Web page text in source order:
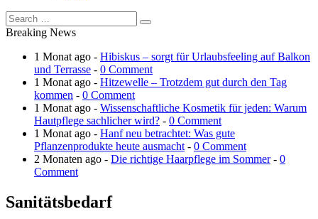
Breaking News
1 Monat ago - Hibiskus – sorgt für Urlaubsfeeling auf Balkon
und Terrasse - 0 Comment
1 Monat ago - Hitzewelle – Trotzdem gut durch den Tag
kommen - 0 Comment
1 Monat ago - Wissenschaftliche Kosmetik für jeden: Warum
Hautpflege sachlicher wird? - 0 Comment
1 Monat ago - Hanf neu betrachtet: Was gute
Pflanzenprodukte heute ausmacht - 0 Comment
2 Monaten ago - Die richtige Haarpflege im Sommer- 0
Comment
Sanitätsbedarf